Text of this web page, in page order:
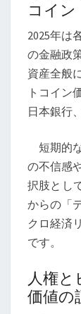
コイン
2025年は
の金融政
資産全般
トコイン
日本銀行
短期的
の不信感
択肢とし
からの「
クロ経済
です。
人権
価値の